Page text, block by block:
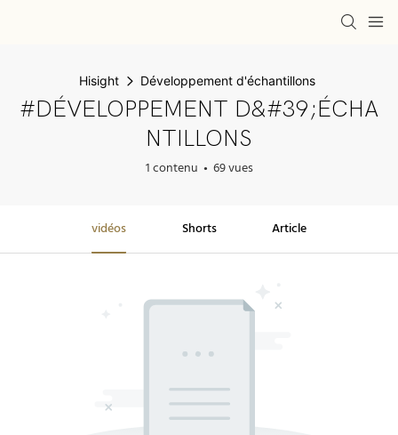
Hisight Développement d'échantillons
#DÉVELOPPEMENT D&#39;ÉCHA
NTILLONS
1 contenu 69 vues
vidéos Shorts Article